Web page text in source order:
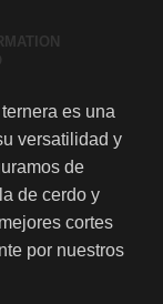
es una
versatilidad y
de
de cerdo y
cortes
por nuestros